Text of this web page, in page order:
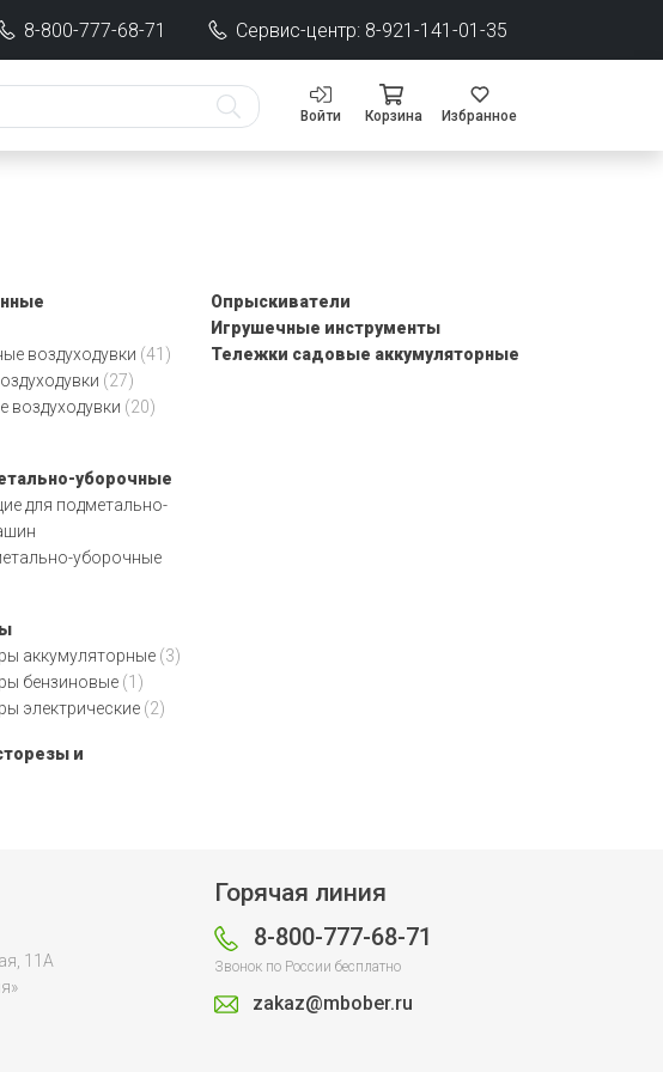
8-800-777-68-71 Сервис-центр: 8-921-141-01-35
Войти Корзина Избранное
воздуходувки (41)
(27)
воздуходувки (20)
уборочные
для подметально-
уборочные
аккумуляторные (3)
бензиновые (1)
электрические (2)
и
Опрыскиватели
Игрушечные инструменты
Тележки садовые аккумуляторные
Горячая линия
8-800-777-68-71
Звонок по России бесплатно
zakaz@mbober.ru
11А